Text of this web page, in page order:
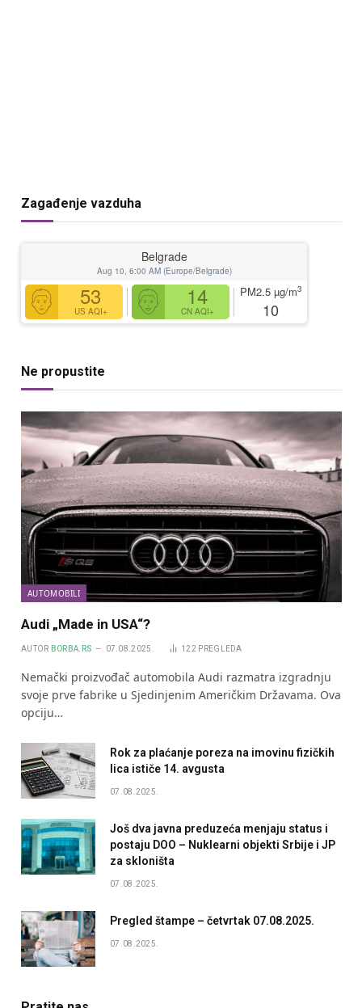
Zagađenje vazduha
Belgrade
Aug 10, 6:00 AM (Europe/Belgrade)
53
US AQI+
14
CN AQI+
PM2.5 µg/m3
10
Ne propustite
AUTOMOBILI
Audi „Made in USA“?
AUTOR BORBA.RS 07.08.2025. 122 PREGLEDA
Nemački proizvođač automobila Audi razmatra izgradnju
svoje prve fabrike u Sjedinjenim Američkim Državama. Ova
opciju…
Rok za plaćanje poreza na imovinu fizičkih
lica ističe 14. avgusta
07.08.2025.
Još dva javna preduzeća menjaju status i
postaju DOO – Nuklearni objekti Srbije i JP
za skloništa
07.08.2025.
Pregled štampe – četvrtak 07.08.2025.
07.08.2025.